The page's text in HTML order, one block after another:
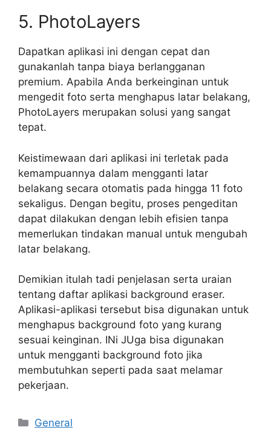
5. PhotoLayers
Dapatkan aplikasi ini dengan cepat dan
gunakanlah tanpa biaya berlangganan
premium. Apabila Anda berkeinginan untuk
mengedit foto serta menghapus latar belakang,
PhotoLayers merupakan solusi yang sangat
tepat.
Keistimewaan dari aplikasi ini terletak pada
kemampuannya dalam mengganti latar
belakang secara otomatis pada hingga 11 foto
sekaligus. Dengan begitu, proses pengeditan
dapat dilakukan dengan lebih efisien tanpa
memerlukan tindakan manual untuk mengubah
latar belakang.
Demikian itulah tadi penjelasan serta uraian
tentang daftar aplikasi background eraser.
Aplikasi-aplikasi tersebut bisa digunakan untuk
menghapus background foto yang kurang
sesuai keinginan. INi JUga bisa digunakan
untuk mengganti background foto jika
membutuhkan seperti pada saat melamar
pekerjaan.
Categories
General